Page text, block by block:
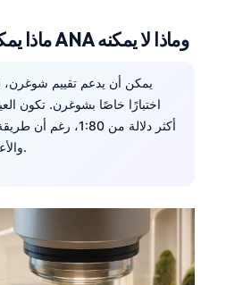
ماذا يمكن أن يخبرك اختبار ANA وماذا لا يمكنه
أكثر دلالة من 1:80،
والأعراض تغيّر كيفية تفسيرها.